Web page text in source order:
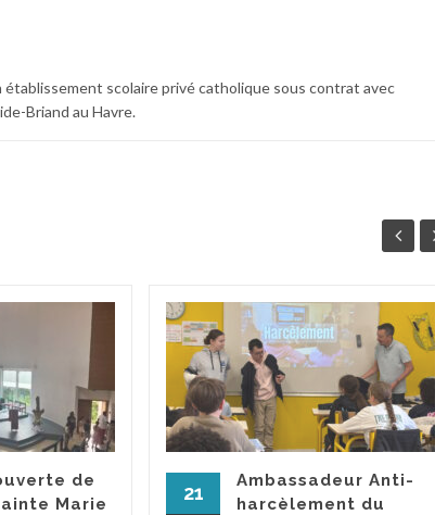
scolaire privé catholique sous contrat avec
Briand au Havre.
de
Marie
21
Ambassadeur Anti-
harcèlement du